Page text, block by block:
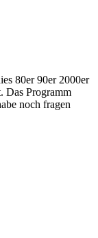
80er 90er 2000er
Das Programm
noch fragen